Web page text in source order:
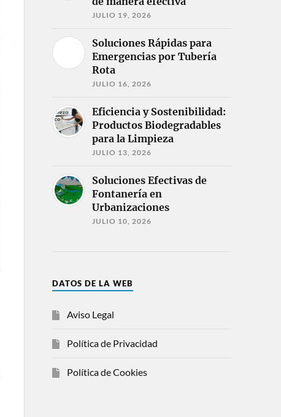
JULIO 19, 2026
Soluciones Rápidas para
Emergencias por Tubería
Rota
JULIO 16, 2026
Eficiencia y Sostenibilidad:
Productos Biodegradables
para la Limpieza
JULIO 13, 2026
Soluciones Efectivas de
Fontanería en
Urbanizaciones
JULIO 10, 2026
DATOS DE LA WEB
Aviso Legal
Política de Privacidad
Política de Cookies